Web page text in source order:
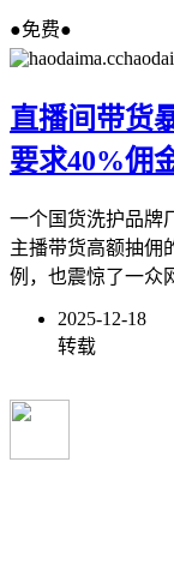
●免费●
直播间带货
要求40%佣
一个国货洗护品牌
主播带货高额抽佣
例，也震惊了一众
2025-12-18
转载